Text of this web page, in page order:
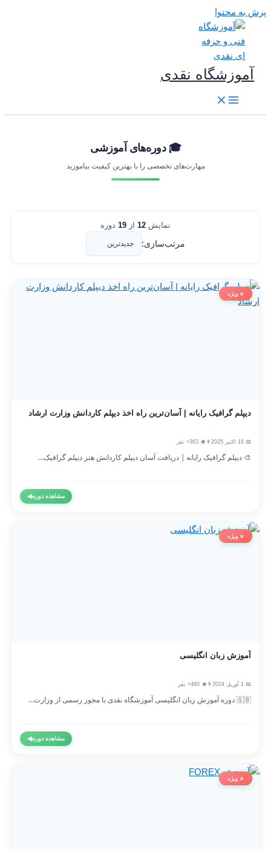
به محتوا
آموزشگاه نقدی
🎓 دوره‌های آموزشی
مهارت‌های تخصصی را با بهترین کیفیت بیاموزید
نمایش12 از 19 دوره
مرتب‌سازی:
⭐ ویژه
دیپلم گرافیک رایانه | آسان‌ترین راه اخذ دیپلم کاردانش وزارت ارشاد
👨‍🎓 363+ نفر
🎨 دیپلم گرافیک رایانه | دریافت آسان دیپلم کاردانش هنر دیپلم گرافیک...
مشاهده دوره◀
⭐ ویژه
آموزش زبان انگلیسی
👨‍🎓 460+ نفر
🇬🇧 دوره آموزش زبان انگلیسی آموزشگاه نقدی با مجوز رسمی از وزارت...
مشاهده دوره◀
⭐ ویژه